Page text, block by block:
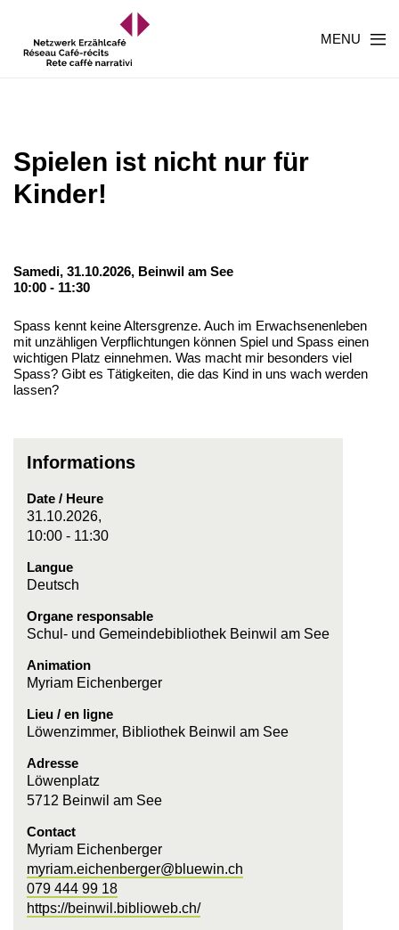
MENU
Spielen ist nicht nur für
Kinder!
Samedi, 31.10.2026, Beinwil am See
10:00 - 11:30
Spass kennt keine Altersgrenze. Auch im Erwachsenenleben
mit unzähligen Verpflichtungen können Spiel und Spass einen
wichtigen Platz einnehmen. Was macht mir besonders viel
Spass? Gibt es Tätigkeiten, die das Kind in uns wach werden
lassen?
Informations
Date / Heure
31.10.2026,
10:00 - 11:30
Langue
Deutsch
Organe responsable
Schul- und Gemeindebibliothek Beinwil am See
Animation
Myriam Eichenberger
Lieu / en ligne
Löwenzimmer, Bibliothek Beinwil am See
Adresse
Löwenplatz
5712 Beinwil am See
Contact
Myriam Eichenberger
myriam.eichenberger@bluewin.ch
079 444 99 18
https://beinwil.biblioweb.ch/